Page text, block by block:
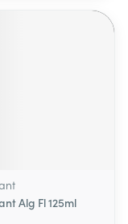
Alg Fl 125ml